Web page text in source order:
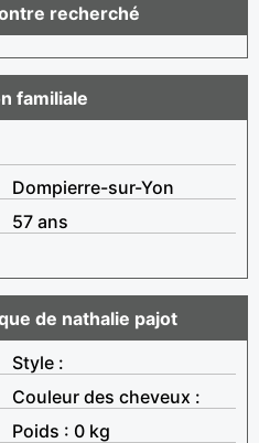
recherché
familiale
Dompierre-sur-Yon
57 ans
de nathalie pajot
Style :
Couleur des cheveux :
Poids : 0 kg